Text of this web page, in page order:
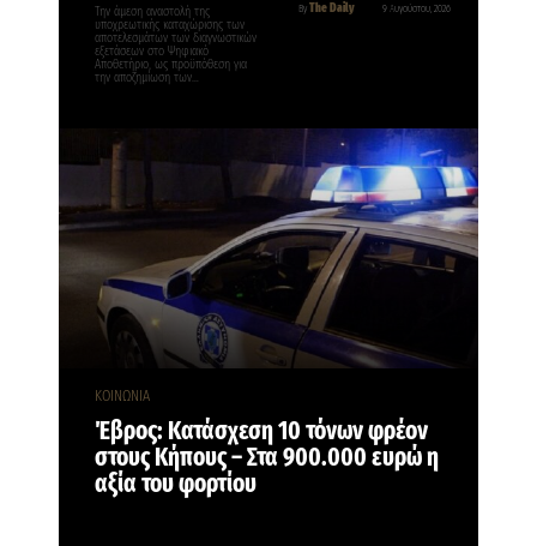
By The Daily 9 Αυγούστου, 2026
Την άμεση αναστολή της
υποχρεωτικής καταχώρισης των
αποτελεσμάτων των διαγνωστικών
εξετάσεων στο Ψηφιακό
Αποθετήριο, ως προϋπόθεση για
την αποζημίωση των…
ΚΟΙΝΩΝΙΑ
Έβρος: Κατάσχεση 10 τόνων φρέον
στους Κήπους – Στα 900.000 ευρώ η
αξία του φορτίου